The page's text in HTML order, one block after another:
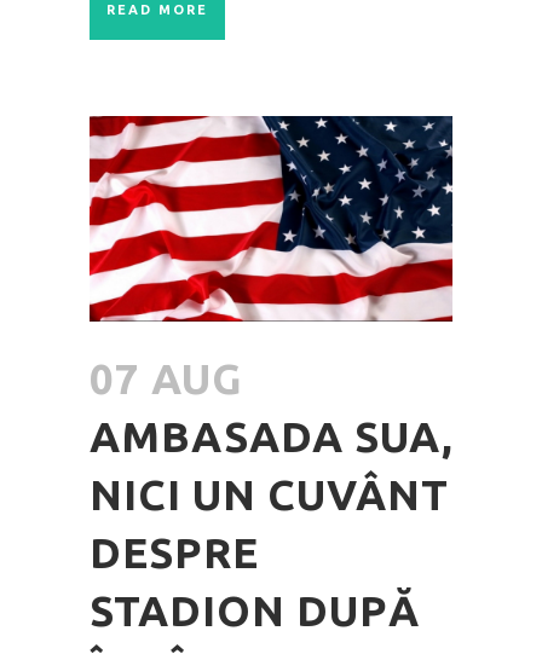
READ MORE
07 AUG
AMBASADA SUA,
NICI UN CUVÂNT
DESPRE
STADION DUPĂ